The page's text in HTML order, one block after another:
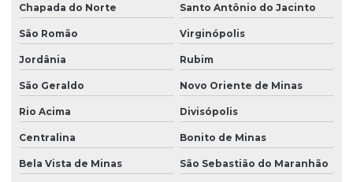
Chapada do Norte Santo Antônio do Jacinto
São Romão Virginópolis
Jordânia Rubim
São Geraldo Novo Oriente de Minas
Rio Acima Divisópolis
Centralina Bonito de Minas
Bela Vista de Minas São Sebastião do Maranhão